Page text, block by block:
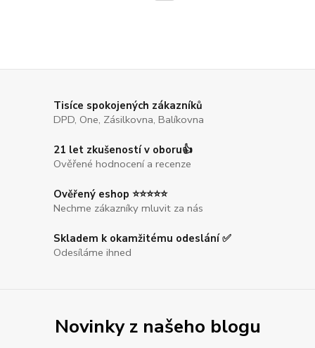
Tisíce spokojených zákazníků
DPD, One, Zásilkovna, Balíkovna
21 let zkušeností v oboru👍
Ověřené hodnocení a recenze
Ověřený eshop ⭐⭐⭐⭐⭐
Nechme zákazníky mluvit za nás
Skladem k okamžitému odeslání ✅
Odesíláme ihned
Novinky z našeho blogu